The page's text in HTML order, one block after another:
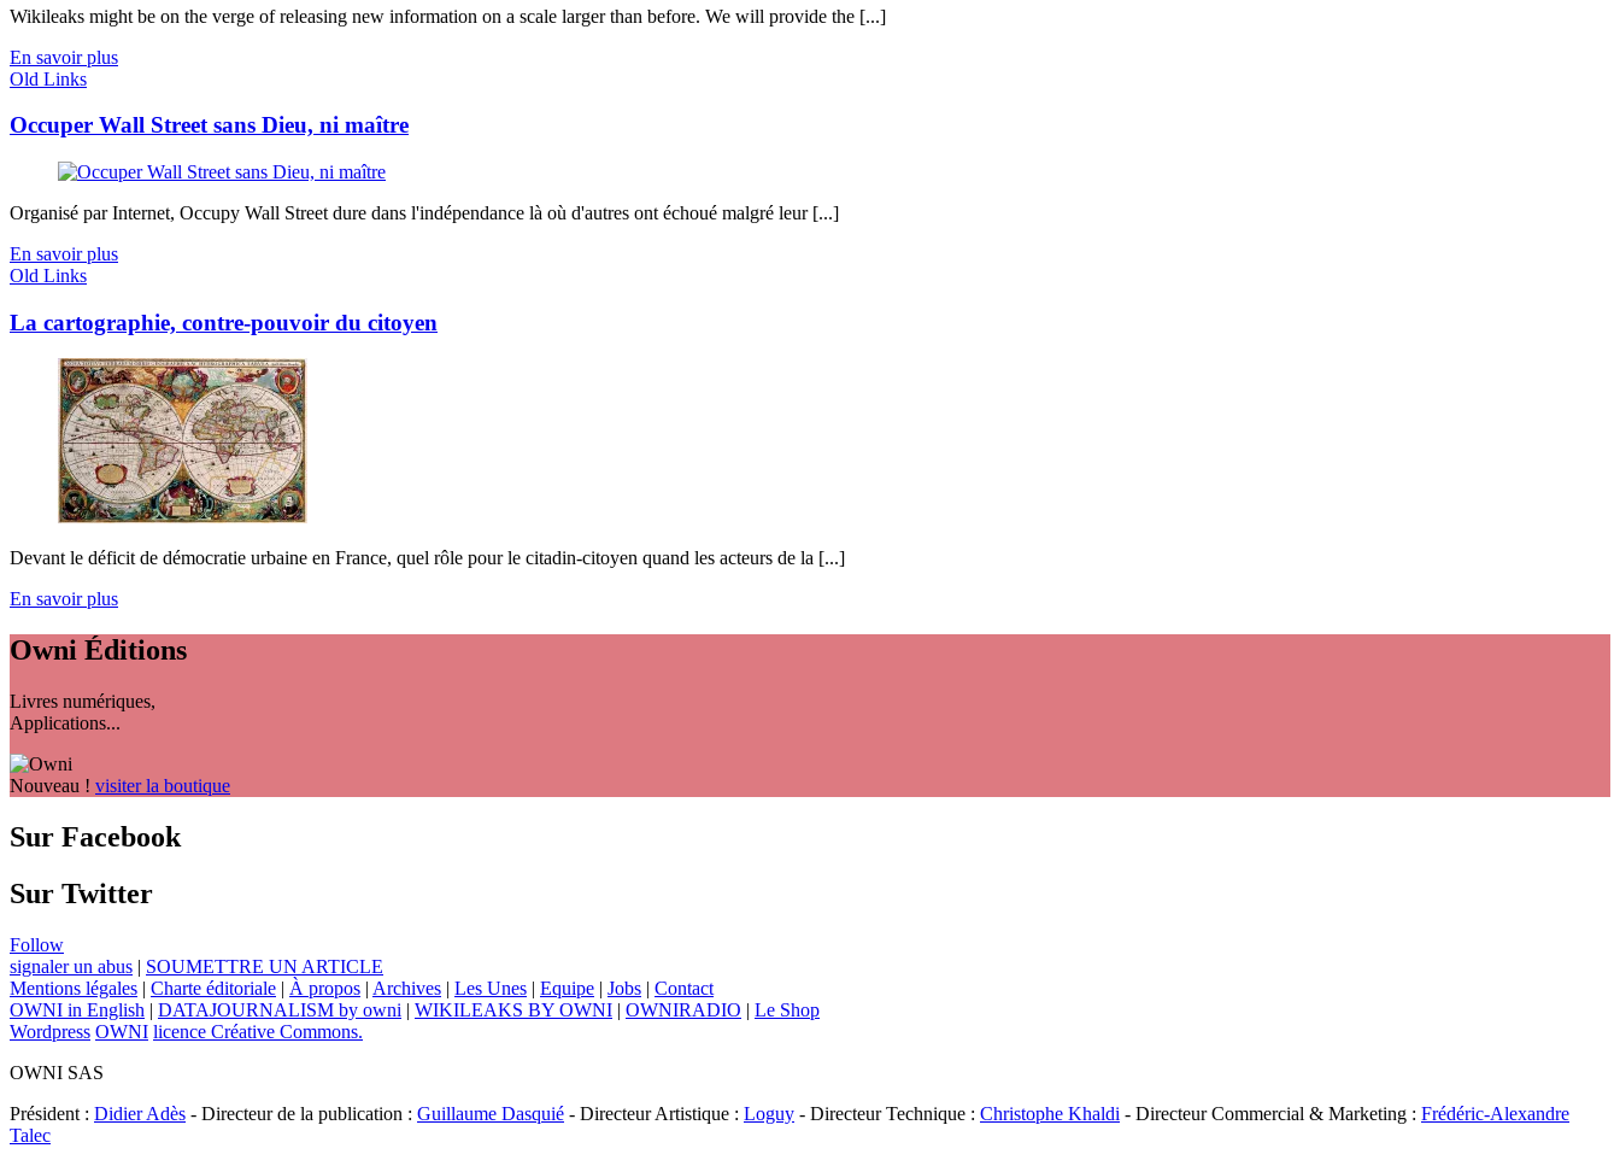
Wikileaks might be on the verge of releasing new information on a scale larger than before. We will provide the [...]
En savoir plus
Old Links
Occuper Wall Street sans Dieu, ni maître
Organisé par Internet, Occupy Wall Street dure dans l'indépendance là où d'autres ont échoué malgré leur [...]
En savoir plus
Old Links
La cartographie, contre-pouvoir du citoyen
Devant le déficit de démocratie urbaine en France, quel rôle pour le citadin-citoyen quand les acteurs de la [...]
En savoir plus
Owni Éditions
Livres numériques,
Applications...
Nouveau ! visiter la boutique
Sur Facebook
Sur Twitter
Follow
signaler un abus | SOUMETTRE UN ARTICLE
Mentions légales | Charte éditoriale | À propos | Archives | Les Unes | Equipe | Jobs | Contact
OWNI in English | DATAJOURNALISM by owni | WIKILEAKS BY OWNI | OWNIRADIO | Le Shop
Wordpress OWNI licence Créative Commons.
OWNI SAS
Président : Didier Adès - Directeur de la publication : Guillaume Dasquié - Directeur Artistique : Loguy - Directeur Technique : Christophe Khaldi - Directeur Commercial & Marketing : Frédéric-Alexandre
Talec